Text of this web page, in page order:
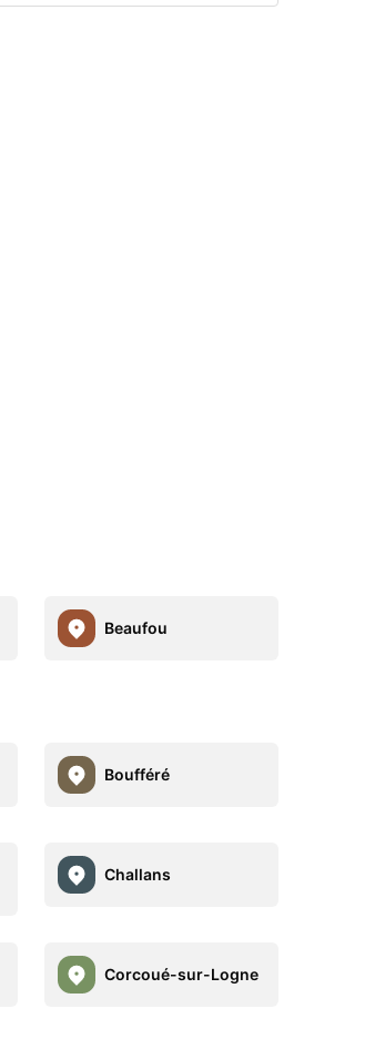
Beaufou
Boufféré
Challans
Corcoué-sur-Logne